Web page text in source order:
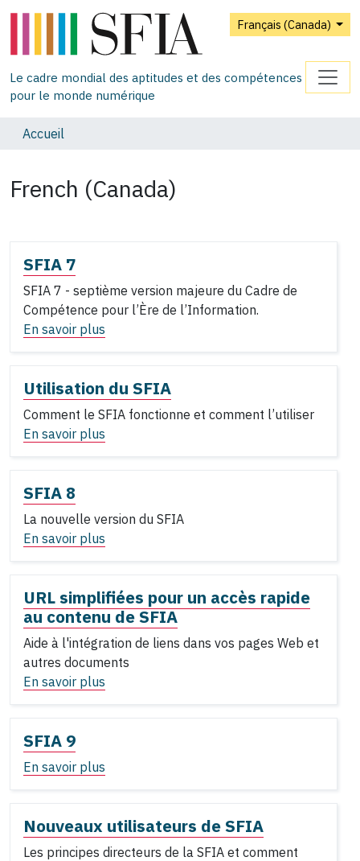
Français (Canada)
Le cadre mondial des aptitudes et des compétences
pour le monde numérique
Accueil
French (Canada)
SFIA 7
SFIA 7 - septième version majeure du Cadre de
Compétence pour l’Ère de l’Information.
En savoir plus
Utilisation du SFIA
Comment le SFIA fonctionne et comment l’utiliser
En savoir plus
SFIA 8
La nouvelle version du SFIA
En savoir plus
URL simplifiées pour un accès rapide
au contenu de SFIA
Aide à l'intégration de liens dans vos pages Web et
autres documents
En savoir plus
SFIA 9
En savoir plus
Nouveaux utilisateurs de SFIA
Les principes directeurs de la SFIA et comment